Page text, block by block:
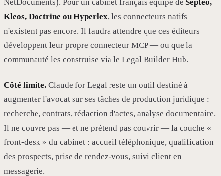
NetDocuments). Pour un cabinet français équipé de Septeo,
Kleos, Doctrine ou Hyperlex, les connecteurs natifs
n'existent pas encore. Il faudra attendre que ces éditeurs
développent leur propre connecteur MCP — ou que la
communauté les construise via le Legal Builder Hub.
Côté limite. Claude for Legal reste un outil destiné à
augmenter l'avocat sur ses tâches de production juridique :
recherche, contrats, rédaction d'actes, analyse documentaire.
Il ne couvre pas — et ne prétend pas couvrir — la couche «
front-desk » du cabinet : accueil téléphonique, qualification
des prospects, prise de rendez-vous, suivi client en
messagerie.